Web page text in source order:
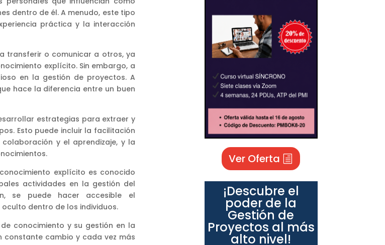
dentro de él. A menudo, este tipo
práctica y la interacción
transferir o comunicar a otros, ya
explícito. Sin embargo, a
en la gestión de proyectos. A
hace la diferencia entre un buen
estrategias para extraer y
Esto puede incluir la facilitación
y el aprendizaje, y la
explícito es conocido
actividades en la gestión del
se puede hacer accesible el
dentro de los individuos.
conocimiento y su gestión en la
constante cambio y cada vez más
Ver Oferta
¡Descubre el
poder de la
Gestión de
Proyectos al más
alto nivel!